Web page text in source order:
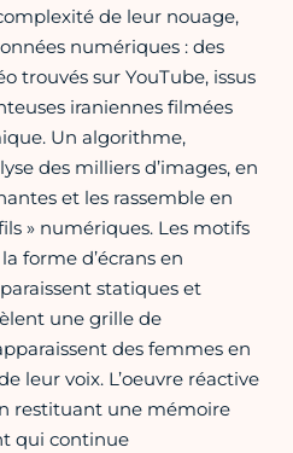
de leur nouage,
numériques : des
trouvés sur YouTube, issus
iraniennes filmées
Un algorithme,
des milliers d’images, en
et les rassemble en
» numériques. Les motifs
forme d’écrans en
statiques et
une grille de
des femmes en
leur voix. L’oeuvre réactive
restituant une mémoire
qui continue